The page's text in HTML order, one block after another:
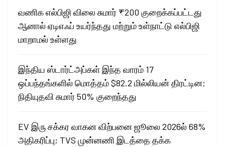
வணிக எல்பிஜி விலை சுமார் ₹200 குறைக்கப்பட்டது
ஆனால் ஏடிஎஃப் உயர்ந்தது மற்றும் உள்நாட்டு எல்பிஜி
மாறாமல் உள்ளது
இந்திய ஸ்டார்ட்அப்கள் இந்த வாரம் 17
ஒப்பந்தங்களில் மொத்தம் $82.2 மில்லியன் திரட்டின;
நிதியுதவி சுமார் 50% குறைந்தது
EV இரு சக்கர வாகன விற்பனை ஜூலை 2026ல் 68%
அதிகரிப்பு; TVS முன்னணி இடத்தை தக்க